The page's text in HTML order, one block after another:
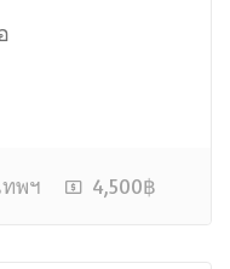
ทพฯ 4,500฿